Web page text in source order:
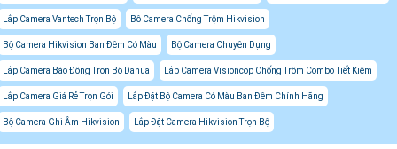
Lắp Camera Vantech Trọn Bộ Bô Camera Chống Trộm Hikvision
Bộ Camera Hikvision Ban Đêm Có Màu Bộ Camera Chuyên Dụng
Lắp Camera Báo Động Trọn Bộ Dahua Lắp Camera Visioncop Chống Trộm Combo Tiết Kiệm
Lắp Camera Giá Rẻ Trọn Gói Lắp Đặt Bộ Camera Có Màu Ban Đêm Chính Hãng
Bộ Camera Ghi Âm Hikvision Lắp Đặt Camera Hikvision Trọn Bộ